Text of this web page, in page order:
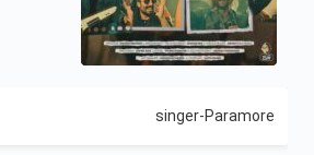
singer-Paramore